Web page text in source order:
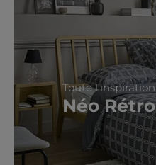
Toute l'inspiration
Néo Rétro